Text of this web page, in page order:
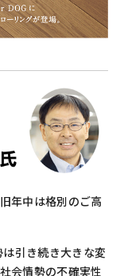
年中は格別のご高
引き続き大きな変
会情勢の不確実性